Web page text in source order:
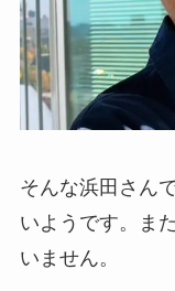
そんな浜田さん
いようです。ま
いません。